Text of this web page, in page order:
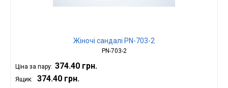
Жіночі сандалі PN-703-2
PN-703-2
Ціна за пару: 374.40 грн.
Ящик: 374.40 грн.